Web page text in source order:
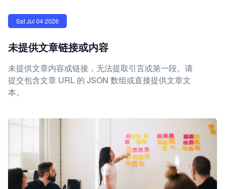
Sat Jul 04 2026
未提供文章链接或内容
未提供文章内容或链接，无法提取引言或第一段。请
提交包含文章 URL 的 JSON 数组或直接提供文章文
本。